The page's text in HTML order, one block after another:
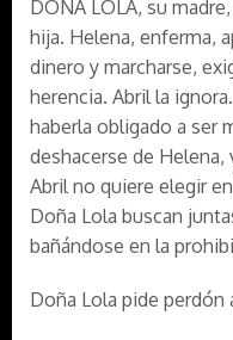
DOÑA LOLA, su
hija. Helena, enferma,
dinero y marcharse,
herencia. Abril la
haberla obligado a ser
deshacerse de Helena,
Abril no quiere elegir
Doña Lola buscan
bañándose en la
Doña Lola pide perdón